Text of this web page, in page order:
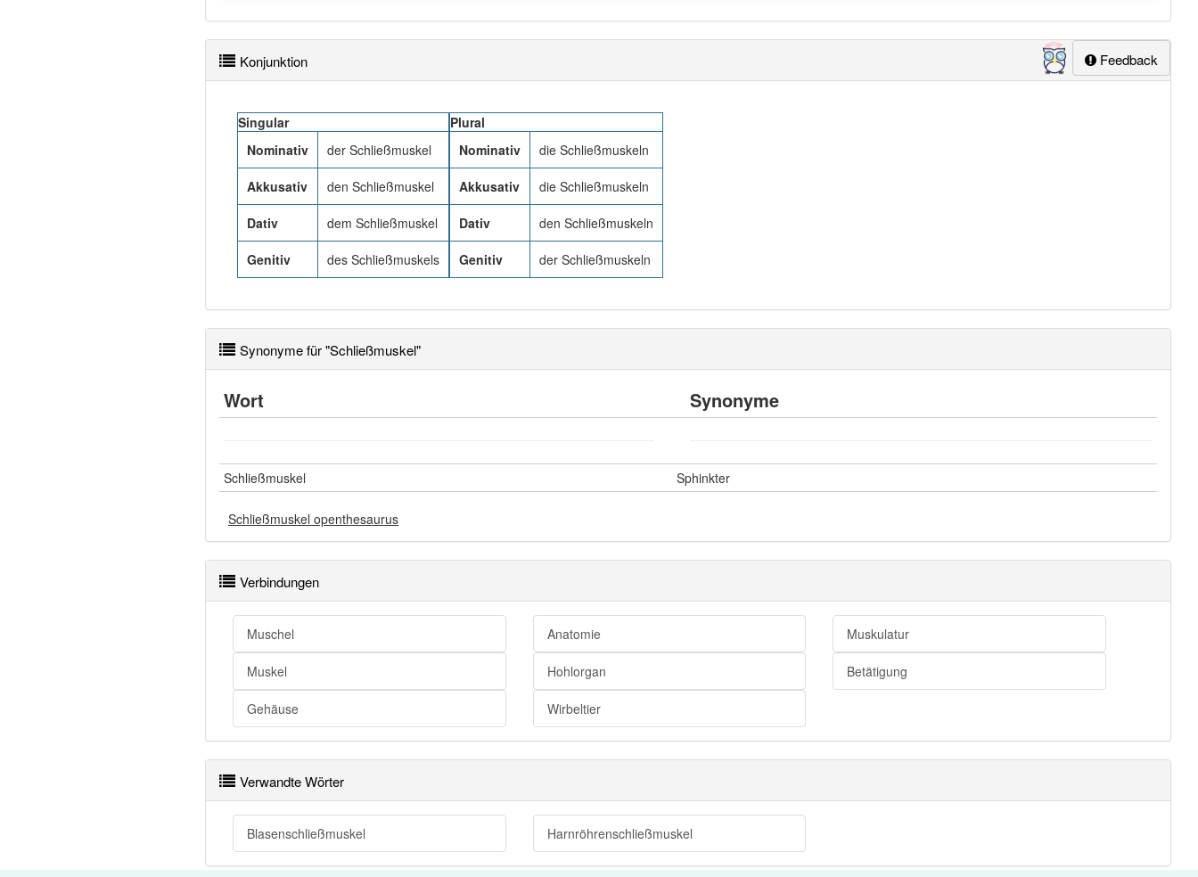
Feedback
Konjunktion
Singular
Nominativ
der Schließmuskel
Akkusativ den Schließmuskel
Dativ dem Schließmuskel
Genitiv des Schließmuskels
Plural
Nominativ
die Schließmuskeln
Akkusativ die Schließmuskeln
Dativ den Schließmuskeln
Genitiv der Schließmuskeln
Synonyme für "Schließmuskel"
Wort Synonyme
Schließmuskel Sphinkter
Schließmuskel openthesaurus
Verbindungen
Muschel Anatomie Muskulatur
Muskel Hohlorgan Betätigung
Gehäuse Wirbeltier
Verwandte Wörter
Blasenschließmuskel Harnröhrenschließmuskel